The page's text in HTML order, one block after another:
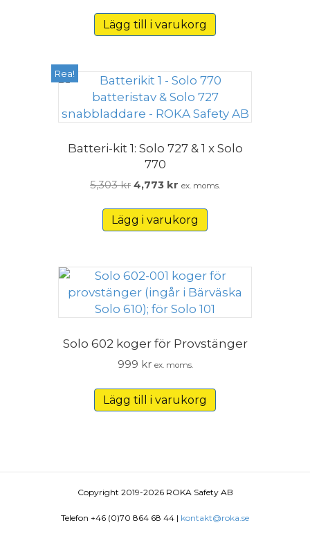
Lägg till i varukorg
Rea!
Batteri-kit 1: Solo 727 & 1 x Solo
770
5,303kr Det
priset
var:
4,773 kr Det
priset
är:
ex. moms.
Lägg i varukorg
Solo 602 koger för Provstänger
999 kr ex. moms.
Lägg till i varukorg
Copyright 2019-2026 ROKA Safety AB
Telefon +46 (0)70 864 68 44 | kontakt@roka.se